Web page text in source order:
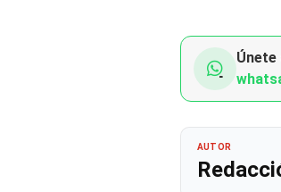
Únete
AUTOR